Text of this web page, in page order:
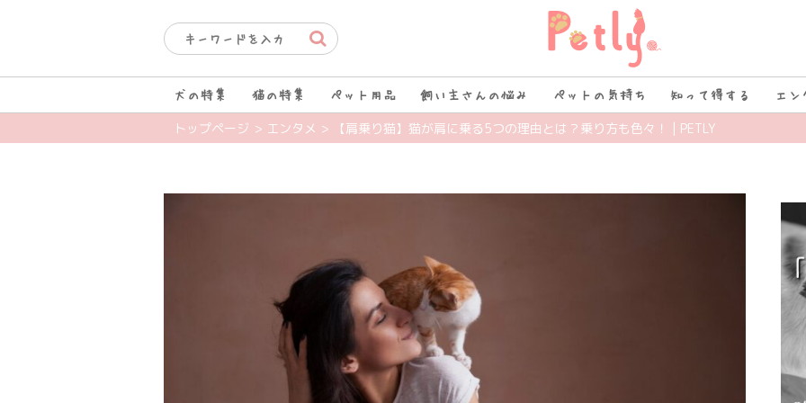
犬の特集 猫の特集 ペット用品 飼い主さんの悩み ペットの気持ち 知って得する エン
トップページ > エンタメ > 【肩乗り猫】猫が肩に乗る5つの理由とは？乗り方も色々！ | PETLY